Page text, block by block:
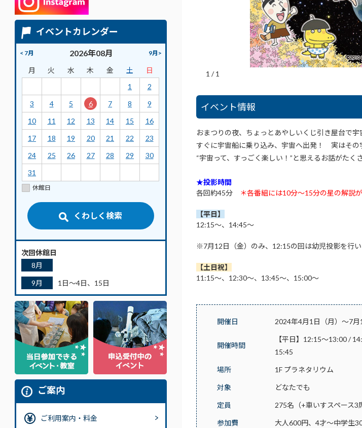
イベントカレンダー
< 7月 2026年08月 9月>
月 火 水 木 金 土
日
1
2
3
4 5 6 7 8
9
10
11 12 13 14 15
16
17
18 19 20 21 22
23
24
25 26 27 28 29
30
31
休館日
くわしく検索
次回休館日
8月
9月 1日～4日、15日
ご案内
ご利用案内・料金
1 /1
イベント情報
おまつりの夜、ちょっとあやしいくじ引き屋台で宇
すぐに宇宙船に乗り込み、宇宙へ出発！ 実はその
“宇宙って、すっごく楽しい！”と思えるお話がたく
★投影時間
各回約45分 ＊各番組には10分～15分の星の解説が
【平日】
12:15～、14:45～
※7月12日（金）のみ、12:15の回は幼児投影を行い
【土日祝】
11:15～、12:30～、13:45～、15:00～
開催日 2024年4月1日（月）～7月
開催時間
【平日】12:15～13:00 /
15:45
場所 1F プラネタリウム
対象 どなたでも
定員 275名（+車いすスペース3
参加費 大人600円、4才～中学生